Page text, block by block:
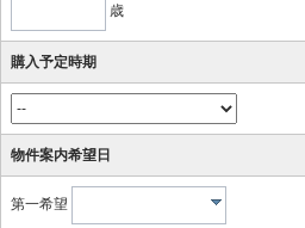
歳
購入予定時期
物件案内希望日
第一希望